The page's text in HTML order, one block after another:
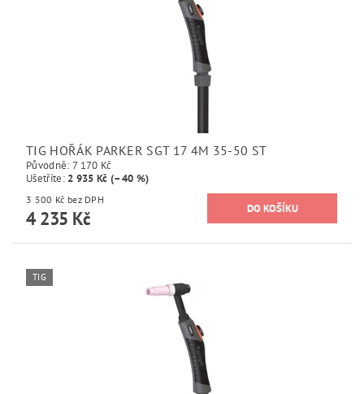
TIG HOŘÁK PARKER SGT 17 4M 35-50 ST
Původně: 7 170 Kč
Ušetříte: 2 935 Kč (–40 %)
3 500 Kč bez DPH
4 235 Kč
TIG